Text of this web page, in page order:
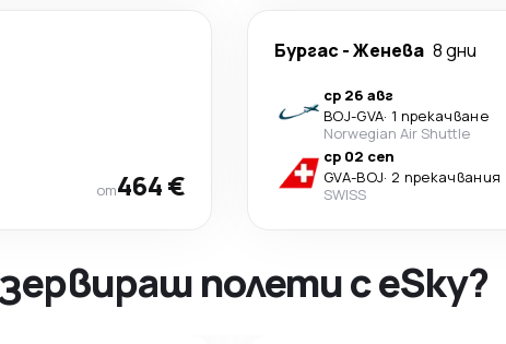
от464 €
Бургас -Женева 8 дни
ср 26 авг
BOJ-GVA· 1 прекачване
Norwegian Air Shuttle
ср 02 сеп
GVA-BOJ· 2 прекачвания
SWISS
полети с eSky?